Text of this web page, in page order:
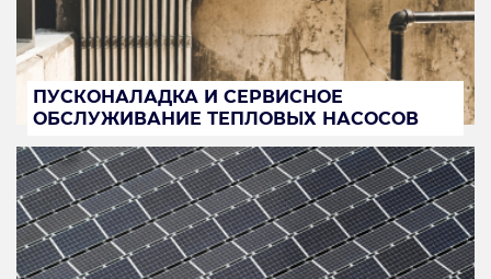
ПУСКОНАЛАДКА И СЕРВИСНОЕ
ОБСЛУЖИВАНИЕ ТЕПЛОВЫХ НАСОСОВ